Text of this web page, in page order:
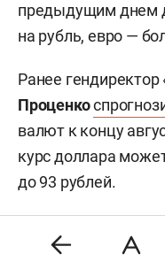
предыдущим днем
на рубль, евро —
Ранее
Проценко
валют к концу
курс доллара
до 93 рублей.
финансы